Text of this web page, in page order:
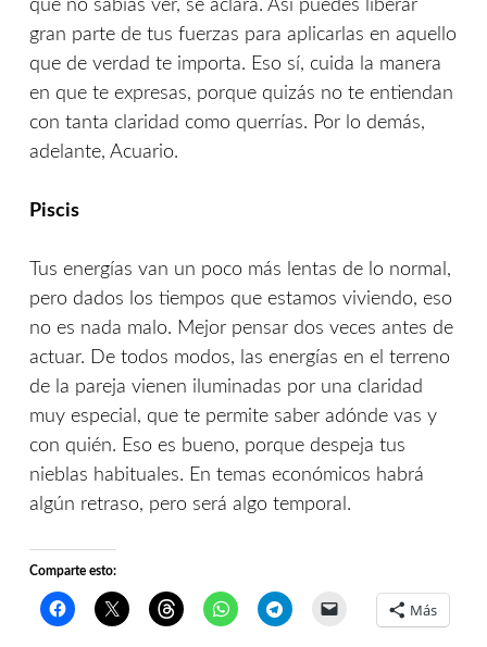
que no sabías ver, se aclara. Así puedes liberar
gran parte de tus fuerzas para aplicarlas en aquello
que de verdad te importa. Eso sí, cuida la manera
en que te expresas, porque quizás no te entiendan
con tanta claridad como querrías. Por lo demás,
adelante, Acuario.
Piscis
Tus energías van un poco más lentas de lo normal,
pero dados los tiempos que estamos viviendo, eso
no es nada malo. Mejor pensar dos veces antes de
actuar. De todos modos, las energías en el terreno
de la pareja vienen iluminadas por una claridad
muy especial, que te permite saber adónde vas y
con quién. Eso es bueno, porque despeja tus
nieblas habituales. En temas económicos habrá
algún retraso, pero será algo temporal.
Comparte esto:
Más